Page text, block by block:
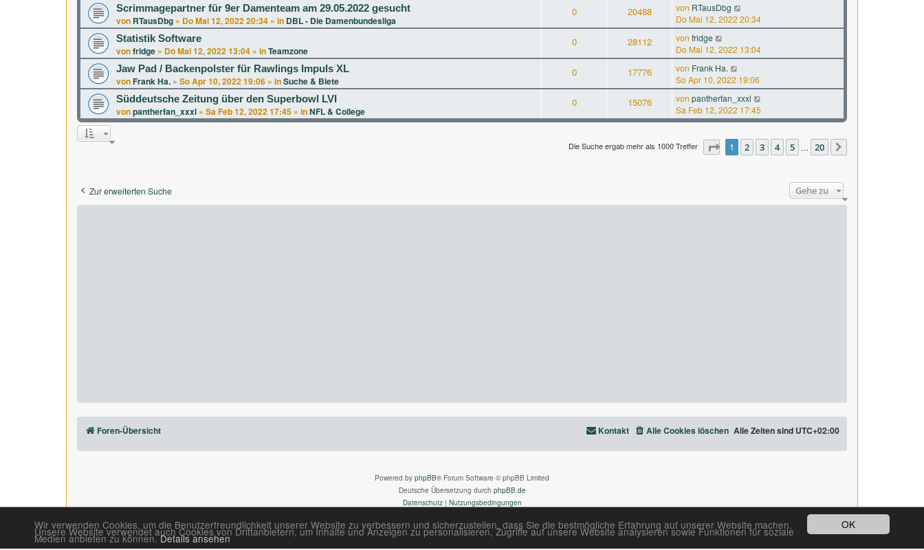
OK
Wir verwenden Cookies, um die Benutzerfreundlichkeit unserer Website zu verbessern und sicherzustellen, dass Sie die bestmögliche Erfahrung auf unserer Website machen.
Unsere Website verwendet auch Cookies von Drittanbietern, um Inhalte und Anzeigen zu personalisieren, Zugriffe auf unsere Website analysieren sowie Funktionen für soziale
Medien anbieten zu können.Details ansehen
Scrimmagepartner für 9er Damenteam am 29.05.2022 gesucht
von RTausDbg » Do Mai 12, 2022 20:34 » in DBL - Die Damenbundesliga
0 20488 von RTausDbg
Do Mai 12, 2022 20:34
Statistik Software
vonfridge » Do Mai 12, 2022 13:04 » inTeamzone
0 28112 von fridge
Do Mai 12, 2022 13:04
Jaw Pad / Backenpolster für Rawlings Impuls XL
von Frank Ha. » So Apr 10, 2022 19:06 » inSuche & Biete
0 17776 von Frank Ha.
So Apr 10, 2022 19:06
Süddeutsche Zeitung über den Superbowl LVI
vonpantherfan_xxxl » Sa Feb 12, 2022 17:45 » inNFL & College
0 15076 von pantherfan_xxxl
Sa Feb 12, 2022 17:45
Die Suche ergab mehr als 1000 Treffer Seite 1von 20
1 2 3 4 5 … 20
Zur erweiterten Suche Gehe zu
Foren-Übersicht Alle Zeiten sind UTC+02:00
Alle Cookies löschen
Kontakt
Powered by phpBB® Forum Software © phpBB Limited
Deutsche Übersetzung durch phpBB.de
Datenschutz| Nutzungsbedingungen